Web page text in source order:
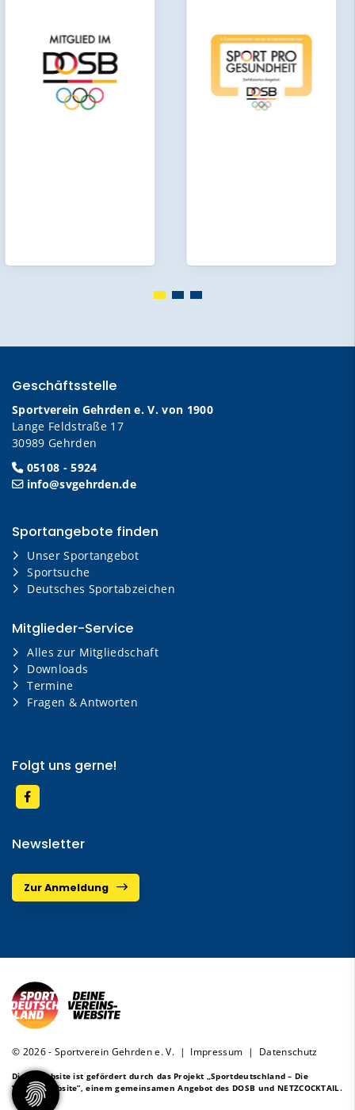
Geschäftsstelle
Sportverein Gehrden e. V. von 1900
Lange Feldstraße 17
30989 Gehrden
05108 - 5924
info@svgehrden.de
Sportangebote finden
Unser Sportangebot
Sportsuche
Deutsches Sportabzeichen
Mitglieder-Service
Alles zur Mitgliedschaft
Downloads
Termine
Fragen & Antworten
Folgt uns gerne!
Newsletter
Zur Anmeldung
© 2026 - Sportverein Gehrden e. V. | Impressum | Datenschutz
Diese Website ist gefördert durch das Projekt
„Sportdeutschland – Die
Vereinswebsite”, einem gemeinsamen Angebot des DOSB und NETZCOCKTAIL.